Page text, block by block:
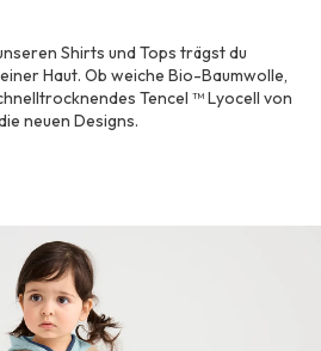
Shirts und Tops trägst du
Haut. Ob weiche Bio-Baumwolle,
Tencel ™ Lyocell von
neuen Designs.